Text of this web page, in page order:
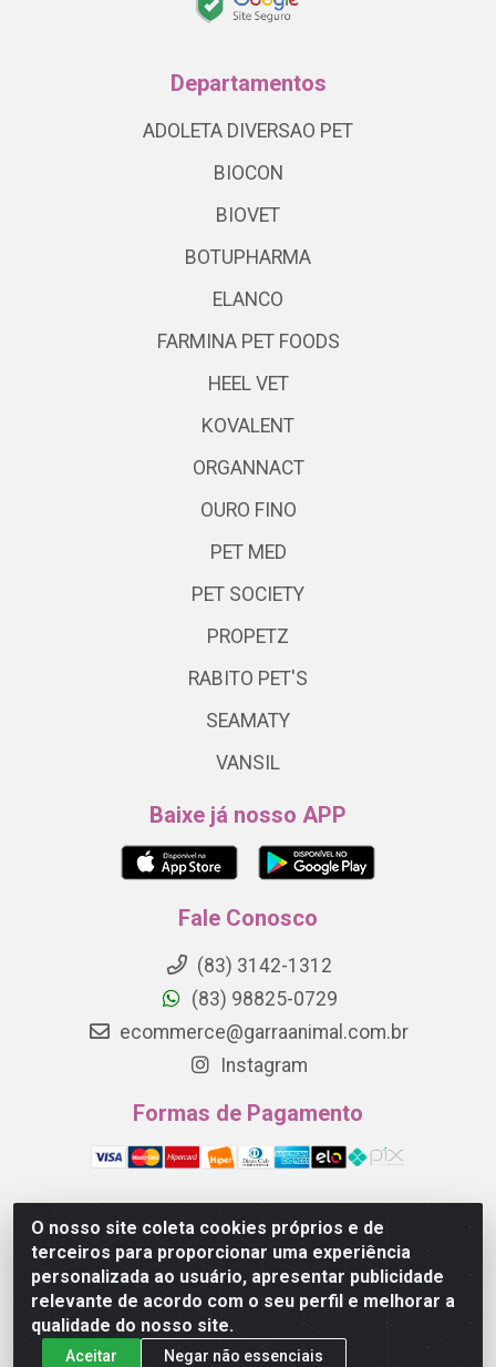
O nosso site coleta cookies próprios e de
terceiros para proporcionar uma experiência
personalizada ao usuário, apresentar publicidade
relevante de acordo com o seu perfil e melhorar a
qualidade do nosso site.
Aceitar Negar não essenciais
Departamentos
ADOLETA DIVERSAO PET
BIOCON
BIOVET
BOTUPHARMA
ELANCO
FARMINA PET FOODS
HEEL VET
KOVALENT
ORGANNACT
OURO FINO
PET MED
PET SOCIETY
PROPETZ
RABITO PET'S
SEAMATY
VANSIL
Baixe já nosso APP
Fale Conosco
(83) 3142-1312
(83) 98825-0729
ecommerce@garraanimal.com.br
Instagram
Formas de Pagamento
Garra Animal - Rua Quinze de Novembro, 1120 - Jardim
Continental - Campina Grande/PB - CEP 58.403-290 -
CNPJ 21.445.041/0001-61